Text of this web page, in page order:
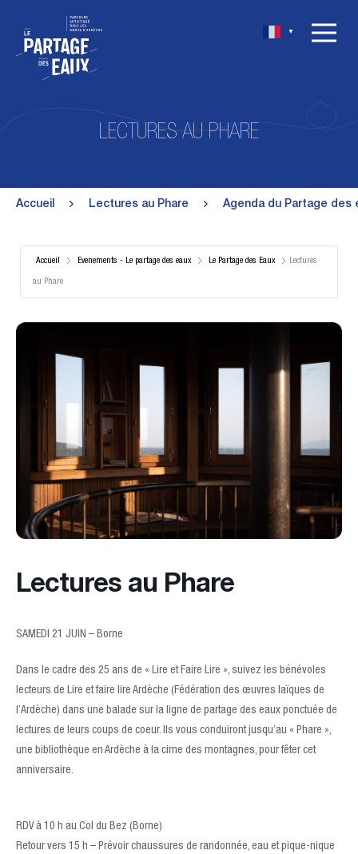
▼
LECTURES AU PHARE
Accueil Lectures au Phare Agenda du Partage des
Accueil Evenements - Le partage des eaux Le Partage des Eaux Lectures
au Phare
Lectures au Phare
SAMEDI 21 JUIN – Borne
Dans le cadre des 25 ans de « Lire et Faire Lire », suivez les bénévoles
lecteurs de Lire et faire lire Ardèche (Fédération des œuvres laïques de
l’Ardèche) dans une balade sur la ligne de partage des eaux ponctuée de
lectures de leurs coups de coeur. Ils vous conduiront jusqu’au « Phare »,
une bibliothèque en Ardèche à la cime des montagnes, pour fêter cet
anniversaire.
RDV à 10 h au Col du Bez (Borne)
Retour vers 15 h – Prévoir chaussures de randonnée, eau et pique-nique